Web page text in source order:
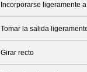
Incorporarse ligeramente
Tomar la salida
Girar recto